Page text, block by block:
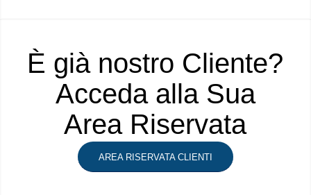
È già nostro Cliente?
Acceda alla Sua
Area Riservata
AREA RISERVATA CLIENTI